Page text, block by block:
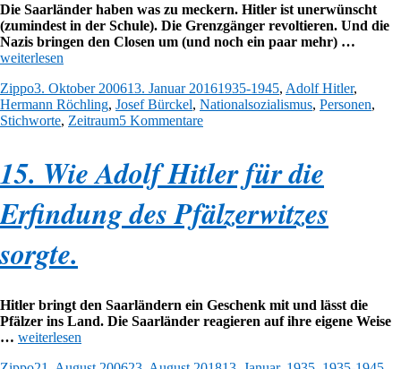
Die Saarländer haben was zu meckern. Hitler ist unerwünscht
(zumindest in der Schule). Die Grenzgänger revoltieren. Und die
Nazis bringen den Closen um (und noch ein paar mehr) …
Aber
weiterlesen
Autor
ZippoVeröffentlicht
am
3. Oktober 200613. Januar 2016Kategorien
1935-1945, Adolf Hitler,
Hermann Röchling, Josef Bürckel, Nationalsozialismus, Personen,
Stichworte, Zeitraum5 Kommentarezu
Saarländer
revoltieren.
Aber
nur
ein
15. Wie Adolf Hitler für die
Erfindung des Pfälzerwitzes
sorgte.
Hitler bringt den Saarländern ein Geschenk mit und lässt die
Pfälzer ins Land. Die Saarländer reagieren auf ihre eigene Weise
… „15.
weiterlesen